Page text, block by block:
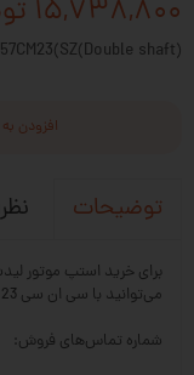
۱۵,۷۳۸,۸۰۰ تومان
57CM23(SZ(Double shaft)
افزودن
توضیحات
برای خرید استپ موتور
می‌توانید با سی ان سی 23 تماس بگیرید:
شماره تماس‌های فروش: